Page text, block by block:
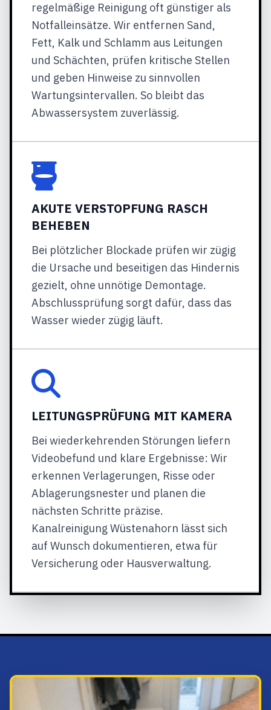
regelmäßige Reinigung oft günstiger als
Notfalleinsätze. Wir entfernen Sand,
Fett, Kalk und Schlamm aus Leitungen
und Schächten, prüfen kritische Stellen
und geben Hinweise zu sinnvollen
Wartungsintervallen. So bleibt das
Abwassersystem zuverlässig.
AKUTE VERSTOPFUNG RASCH
BEHEBEN
Bei plötzlicher Blockade prüfen wir zügig
die Ursache und beseitigen das Hindernis
gezielt, ohne unnötige Demontage.
Abschlussprüfung sorgt dafür, dass das
Wasser wieder zügig läuft.
LEITUNGSPRÜFUNG MIT KAMERA
Bei wiederkehrenden Störungen liefern
Videobefund und klare Ergebnisse: Wir
erkennen Verlagerungen, Risse oder
Ablagerungsnester und planen die
nächsten Schritte präzise.
Kanalreinigung Wüstenahorn lässt sich
auf Wunsch dokumentieren, etwa für
Versicherung oder Hausverwaltung.